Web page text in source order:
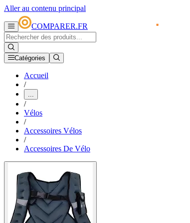
Aller au contenu principal
COMPARER.FR
Catégories
Accueil
/
...
/
Vélos
/
Accessoires Vélos
/
Accessoires De Vélo